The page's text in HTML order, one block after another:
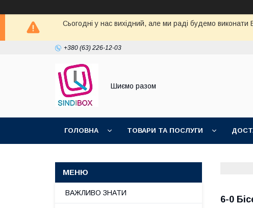
Сьогодні у нас вихідний, але ми раді будемо
+380 (63) 226-12-03
Шиємо разом
ГОЛОВНА ТОВАРИ ТА ПОСЛУГИ
6-0
ВАЖЛИВО ЗНАТИ